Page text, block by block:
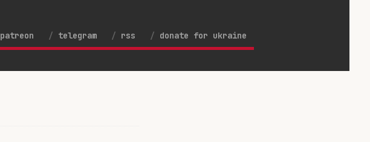
patreon telegram rss donate for ukraine